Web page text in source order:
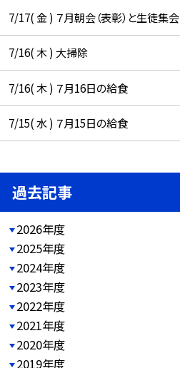
7/17( 金 ) ７月朝会（表彰）と生徒集会
7/16( 木 ) 大掃除
7/16( 木 ) ７月16日の給食
7/15( 水 ) ７月15日の給食
過去記事
2026年度
2025年度
2024年度
2023年度
2022年度
2021年度
2020年度
2019年度